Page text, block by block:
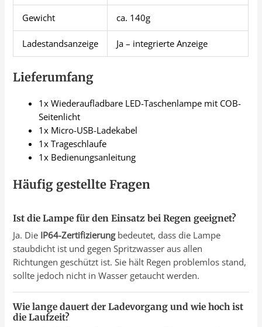
Gewicht ca. 140g
Ladestandsanzeige Ja – integrierte Anzeige
Lieferumfang
1x Wiederaufladbare LED-Taschenlampe mit COB-
Seitenlicht
1x Micro-USB-Ladekabel
1x Trageschlaufe
1x Bedienungsanleitung
Häufig gestellte Fragen
Ist die Lampe für den Einsatz bei Regen geeignet?
Ja. Die IP64-Zertifizierungbedeutet, dass die Lampe
staubdicht ist und gegen Spritzwasser aus allen
Richtungen geschützt ist. Sie hält Regen problemlos stand,
sollte jedoch nicht in Wasser getaucht werden.
Wie lange dauert der Ladevorgang und wie hoch ist
die Laufzeit?